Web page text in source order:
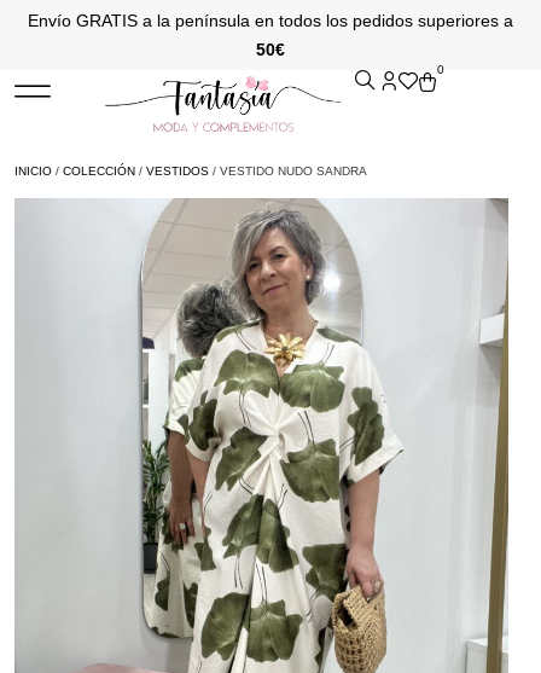
Envío GRATIS a la península en todos los pedidos superiores a
50€
0
INICIO / COLECCIÓN / VESTIDOS / VESTIDO NUDO SANDRA